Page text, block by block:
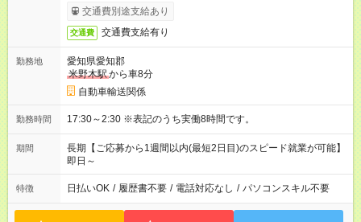
交通費別途支給あり
交通費 交通費支給有り
勤務地
愛知県愛知郡
米野木駅から車8分
自動車輸送関係
勤務時間 17:30～2:30 ※表記のうち実働8時間です。
期間
長期【ご応募から1週間以内(最短2日目)のスピード就業が可能】
即日～
特徴 日払いOK / 履歴書不要 / 電話対応なし / パソコンスキル不要